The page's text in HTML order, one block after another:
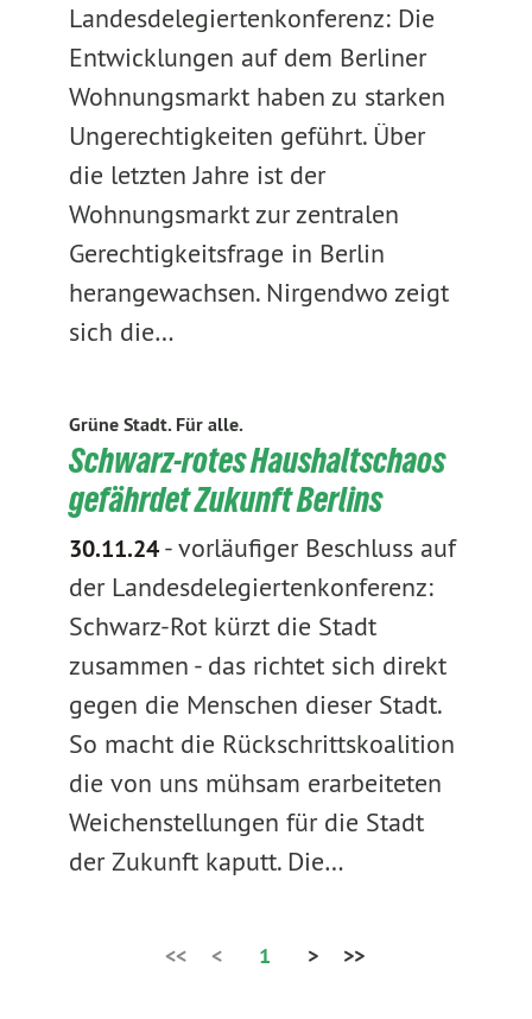
Landesdelegiertenkonferenz: Die
Entwicklungen auf dem Berliner
Wohnungsmarkt haben zu starken
Ungerechtigkeiten geführt. Über
die letzten Jahre ist der
Wohnungsmarkt zur zentralen
Gerechtigkeitsfrage in Berlin
herangewachsen. Nirgendwo zeigt
sich die…
Grüne Stadt. Für alle.
Schwarz-rotes Haushaltschaos
gefährdet Zukunft Berlins
30.11.24-vorläufiger Beschluss auf
der Landesdelegiertenkonferenz:
Schwarz-Rot kürzt die Stadt
zusammen - das richtet sich direkt
gegen die Menschen dieser Stadt.
So macht die Rückschrittskoalition
die von uns mühsam erarbeiteten
Weichenstellungen für die Stadt
der Zukunft kaputt. Die…
<< < 1 > >>